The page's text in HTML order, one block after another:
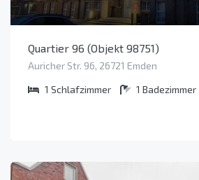
Quartier 96 (Objekt 98751)
Auricher Str. 96, 26721 Emden
1 Schlafzimmer 1 Badezimmer